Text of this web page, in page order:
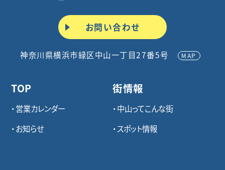
お問い合わせ
神奈川県横浜市緑区中山一丁目27番5号 MAP
TOP
営業カレンダー
お知らせ
街情報
中山ってこんな街
スポット情報